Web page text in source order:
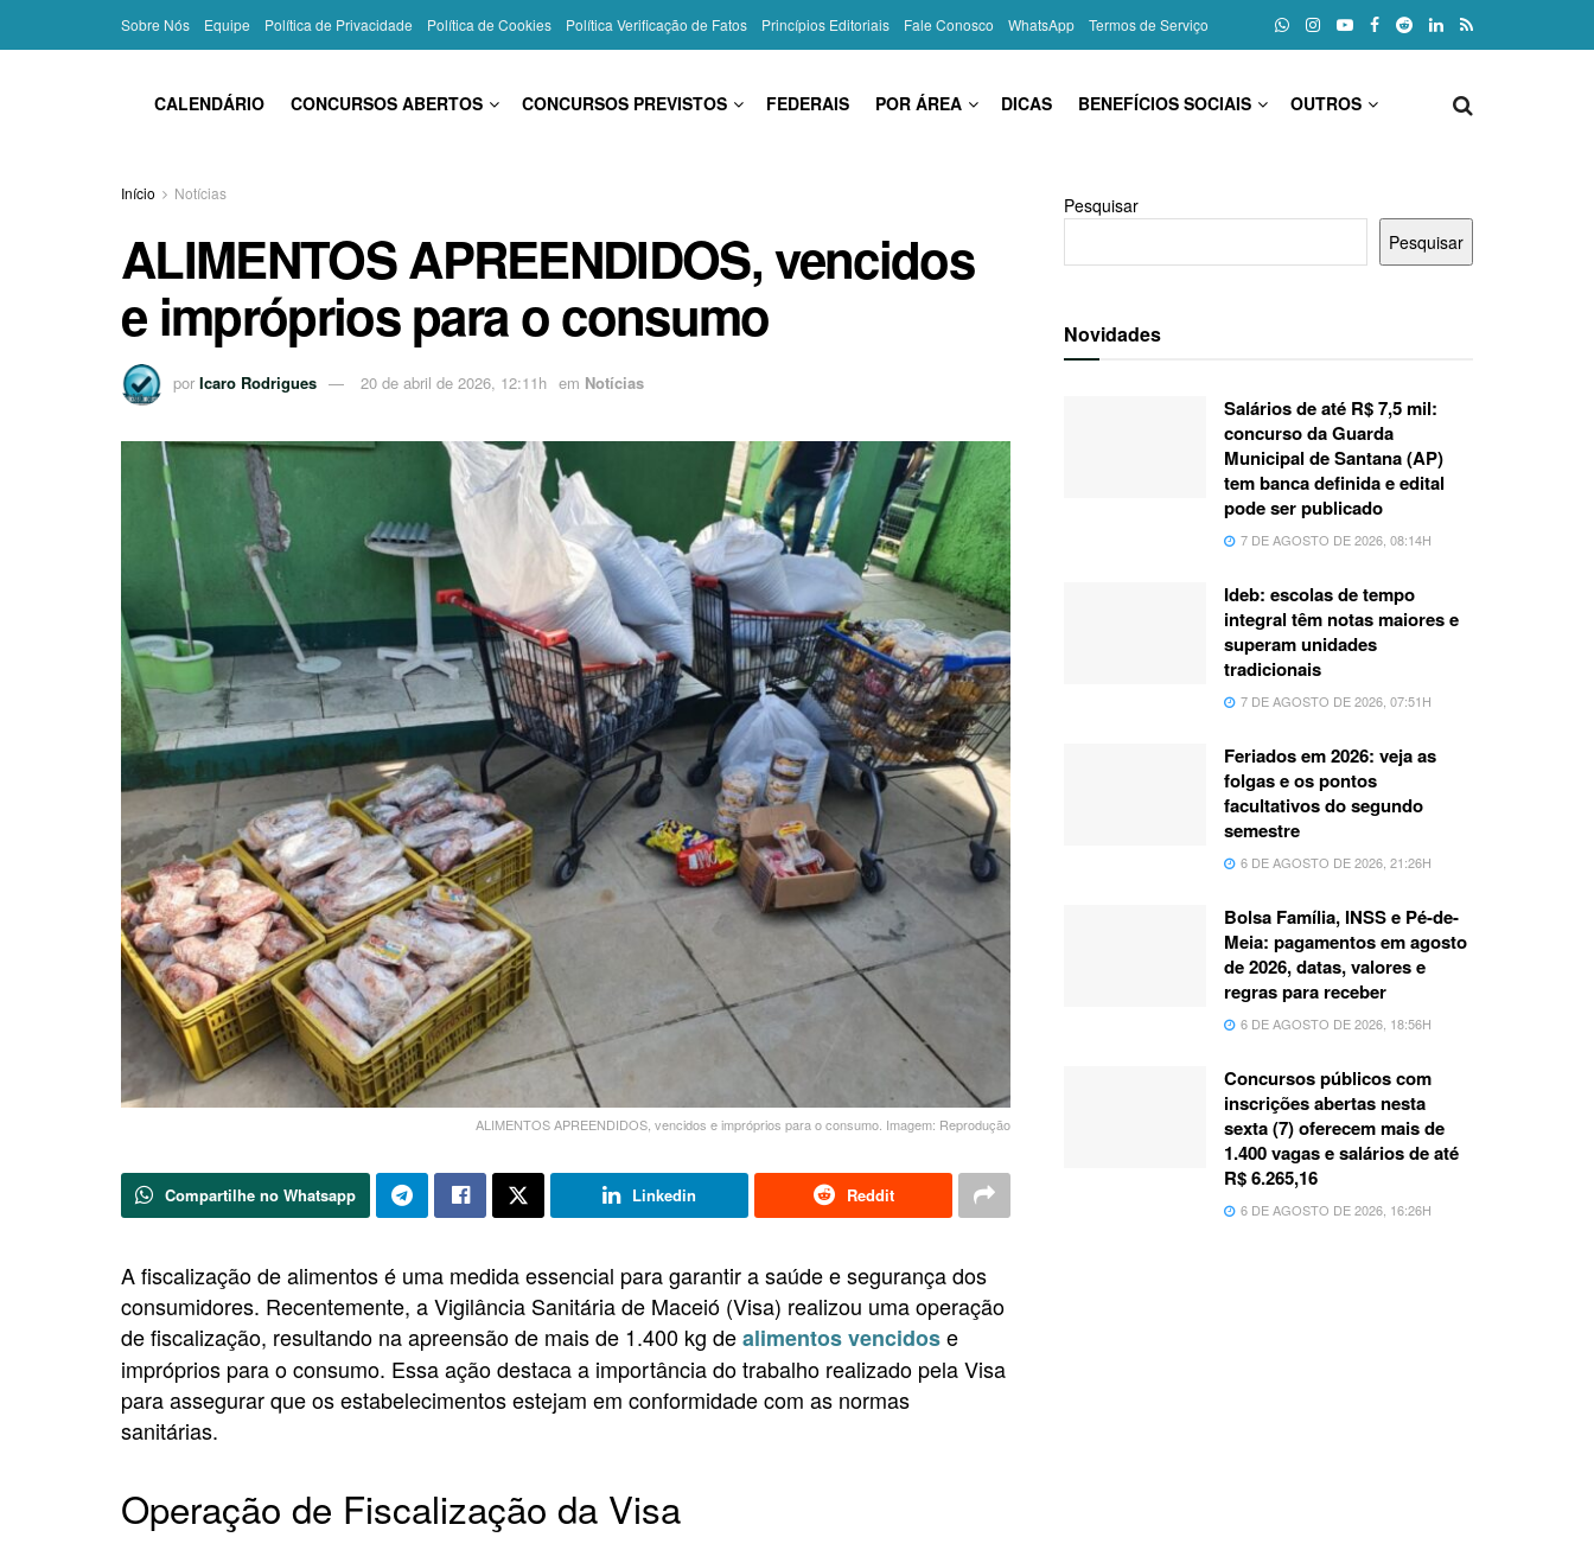
Sobre Nós Equipe Política de Privacidade Política de Cookies Política Verificação de Fatos Princípios Editoriais Fale Conosco WhatsApp Termos de Serviço
CALENDÁRIO CONCURSOS ABERTOS CONCURSOS PREVISTOS FEDERAIS POR ÁREA DICAS BENEFÍCIOS SOCIAIS OUTROS
Início Notícias
ALIMENTOS APREENDIDOS, vencidos
e impróprios para o consumo
por Icaro Rodrigues 20 de abril de 2026, 12:11h em Notícias
ALIMENTOS APREENDIDOS, vencidos e impróprios para o consumo. Imagem: Reprodução
Compartilhe no Whatsapp Linkedin Reddit
A fiscalização de alimentos é uma medida essencial para garantir a saúde e segurança dos
consumidores. Recentemente, a Vigilância Sanitária de Maceió (Visa) realizou uma operação
de fiscalização, resultando na apreensão de mais de 1.400 kg dealimentos vencidose
impróprios para o consumo. Essa ação destaca a importância do trabalho realizado pela Visa
para assegurar que os estabelecimentos estejam em conformidade com as normas
sanitárias.
Operação de Fiscalização da Visa
Pesquisar
Pesquisar
Novidades
Salários de até R$ 7,5 mil:
concurso da Guarda
Municipal de Santana (AP)
tem banca definida e edital
pode ser publicado
7 DE AGOSTO DE 2026, 08:14H
Ideb: escolas de tempo
integral têm notas maiores e
superam unidades
tradicionais
7 DE AGOSTO DE 2026, 07:51H
Feriados em 2026: veja as
folgas e os pontos
facultativos do segundo
semestre
6 DE AGOSTO DE 2026, 21:26H
Bolsa Família, INSS e Pé-de-
Meia: pagamentos em agosto
de 2026, datas, valores e
regras para receber
6 DE AGOSTO DE 2026, 18:56H
Concursos públicos com
inscrições abertas nesta
sexta (7) oferecem mais de
1.400 vagas e salários de até
R$ 6.265,16
6 DE AGOSTO DE 2026, 16:26H